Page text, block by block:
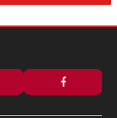
DE COMPRA
AS MELHORES OPÇÕES E